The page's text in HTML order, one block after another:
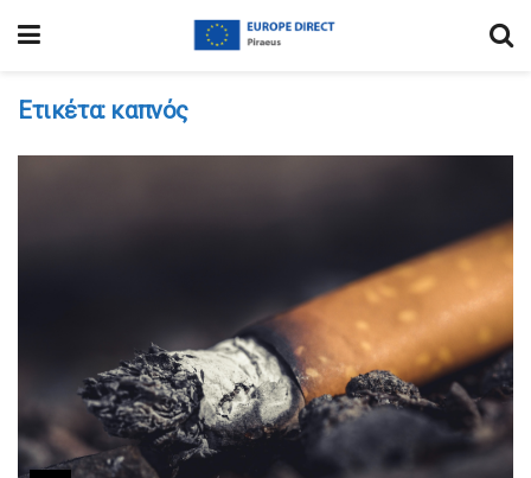
Ετικέτα: καπνός